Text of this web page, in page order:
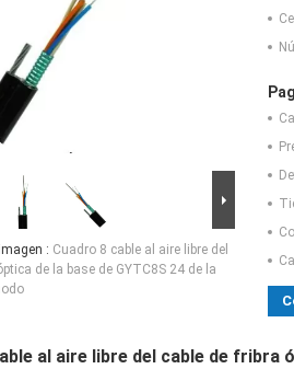
: Cuadro 8 cable al aire libre del
de la base de GYTC8S 24 de la
al aire libre del cable de fribra